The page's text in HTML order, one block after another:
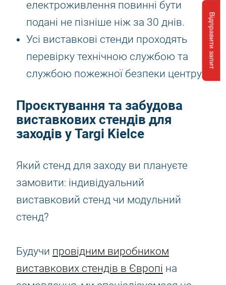
Відправити запит
електроживлення повинні бути
подані не пізніше ніж за 30 днів.
Усі виставкові стенди проходять
перевірку технічною службою та
службою пожежної безпеки центру.
Проєктування та забудова
виставкових стендів для
заходів у Targi Kielce
Який стенд для заходу ви плануєте
замовити: індивідуальний
виставковий стенд чи модульний
стенд?
Будучи провідним виробником
виставкових стендів в Європі на